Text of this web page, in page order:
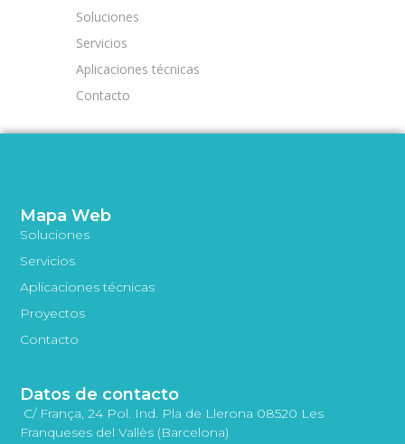
Soluciones
Servicios
Aplicaciones técnicas
Contacto
Mapa Web
Soluciones
Servicios
Aplicaciones técnicas
Proyectos
Contacto
Datos de contacto
C/ França, 24 Pol. Ind. Pla de Llerona 08520 Les
Franqueses del Vallès (Barcelona)